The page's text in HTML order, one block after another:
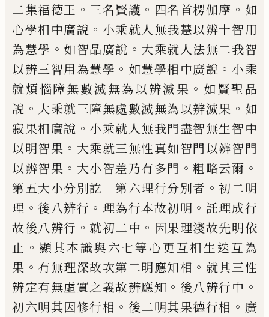
二集福德王 。 三名賢護 。 四名首楞伽摩 。 如
心學相中廣說 。 小乘就人無我慧以辨十智用
為慧學 。 如智品廣說 。 大乘就人法無二我智
以辨三智用為慧學 。 如慧學相中廣說 。 小乘
就煩惱障無數滅無為以辨滅果 。 如賢聖品
說 。 大乘就三障無處數滅無為以辨滅果 。 如
寂果相廣說 。 小乘就人無我門盡智無生智中
以明智果 。 大乘就三無性真如智門以辨智門
以辨智果 。 大小智差乃有多門 。粗略云爾 。
第五大小分別訖 第六理行分別者 。初二明
理 。 後八辨行 。 理為行本故初明 。 託理成行
故後八辨行 。 就初二中 。 因果理淺故先明依
止 。 顯其本識與六七等心更互相生迭互為
果 。 有無理深故次第二明應知相 。 就其三性
辨定有無虛實之義故辨應知 。 後八辨行中 。
初六明其因修行相 。 後二明其果德行相 。 廣